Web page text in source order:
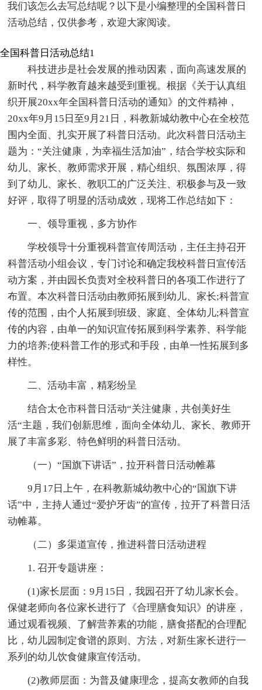
我们该怎么去写总结呢？以下是小编整理的全国科普日
活动总结，仅供参考，欢迎大家阅读。
全国科普日活动总结1
科技进步是社会发展的推动因素，面向高速发展的
新时代，科学教育越来越受到重视。根据《关于认真组
织开展20xx年全国科普日活动的通知》的文件精神，
20xx年9月15日至9月21日，科教新城幼教中心在全校范
围内全面、扎实开展了科普日活动。此次科普日活动主
题为：“关注健康，为幸福生活加油”，结合学校实际和
幼儿、家长、教师需求开展，精心组织、氛围浓厚，得
到了幼儿、家长、教职工的广泛关注、积极参与及一致
好评，取得了明显的活动成效，现将工作总结如下：
一、领导重视，多方协作
学校领导十分重视科普宣传周活动，主任主持召开
科普活动小组会议，专门讨论和确定我校科普日宣传活
动方案，并由园长负责对全校科普日的各项工作进行了
布置。本次科普日活动由教师拓展到幼儿、家长;科普宣
传的范围，由个人拓展到班级、家庭、全体幼儿;科普宣
传的内容，由单一的知识宣传拓展到科学素养、科学能
力的培养;使科普工作的形式和手段，由单一性拓展到多
样性。
二、活动丰富，精彩纷呈
结合太仓市科普日活动“关注健康，共创美好生
活“主题，我们创新思维，面向全体幼儿、家长、教师开
展了丰富多彩、特色鲜明的科普日活动。
（一）“国旗下讲话”，拉开科普日活动帷幕
9月17日上午，在科教新城幼教中心的“国旗下讲
话”中，主持人通过“爱护牙齿”的宣传，拉开了科普日活
动帷幕。
（二）多渠道宣传，推进科普日活动进程
1. 召开专题讲座：
(1)家长层面：9月15日，我园召开了幼儿家长会。
保健老师向各位家长进行了《合理膳食知识》的讲座，
通过观看视频、了解营养素的功能，膳食搭配的合理配
比，幼儿园制定食谱的原则、方法，对新生家长进行一
系列的幼儿饮食健康宣传活动。
(2)教师层面：为普及健康理念，提高女教师的自我